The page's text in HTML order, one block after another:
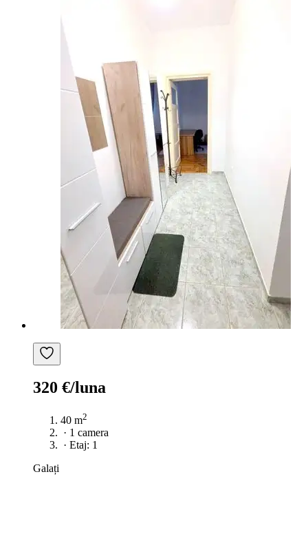
320 €/luna
40 m2
· 1 camera
· Etaj: 1
Galați